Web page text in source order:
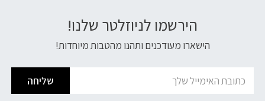
הירשמו לניוזלטר שלנו!
הישארו מעודכנים ותהנו מהטבות מיוחדות!
שליחה